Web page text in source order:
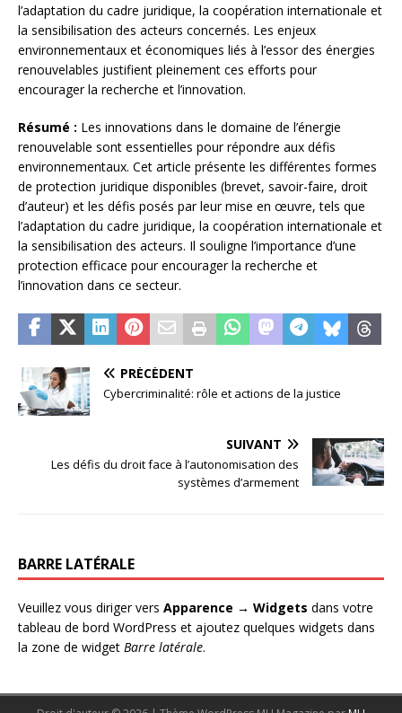
l’adaptation du cadre juridique, la coopération internationale et
la sensibilisation des acteurs concernés. Les enjeux
environnementaux et économiques liés à l’essor des énergies
renouvelables justifient pleinement ces efforts pour
encourager la recherche et l’innovation.
Résumé : Les innovations dans le domaine de l’énergie
renouvelable sont essentielles pour répondre aux défis
environnementaux. Cet article présente les différentes formes
de protection juridique disponibles (brevet, savoir-faire, droit
d’auteur) et les défis posés par leur mise en œuvre, tels que
l’adaptation du cadre juridique, la coopération internationale et
la sensibilisation des acteurs. Il souligne l’importance d’une
protection efficace pour encourager la recherche et
l’innovation dans ce secteur.
PRÉCÉDENT
Cybercriminalité: rôle et actions de la justice
SUIVANT
Les défis du droit face à l’autonomisation des
systèmes d’armement
BARRE LATÉRALE
Veuillez vous diriger vers Apparence → Widgets dans votre
tableau de bord WordPress et ajoutez quelques widgets dans
la zone de widget Barre latérale.